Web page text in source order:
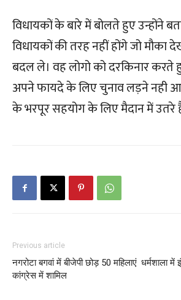
विधायकों के बारे में बोलते हुए उन्होंने
विधायकों की तरह नहीं होंगे जो
बदल ले। वह लोगो को दरकिनार
अपने फायदे के लिए चुनाव लड़ने नही
के भरपूर सहयोग के लिए मैदान में उतरे
Previous article
नगरोटा बगवां में बीजेपी छोड़ 50 महिलाएं
कांग्रेस में शामिल
धर्मशाला में